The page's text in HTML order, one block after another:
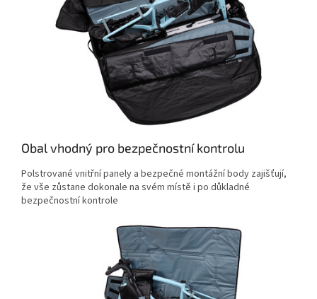
Obal vhodný pro bezpečnostní kontrolu
Polstrované vnitřní panely a bezpečné montážní body zajišťují,
že vše zůstane dokonale na svém místě i po důkladné
bezpečnostní kontrole